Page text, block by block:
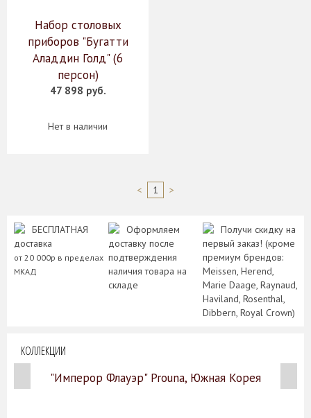
Набор столовых
приборов "Бугатти
Аладдин Голд" (6
персон)
47 898 руб.
Нет в наличии
< 1 >
БЕСПЛАТНАЯ
доставка
от 20 000р в пределах
МКАД
Оформляем
доставку после
подтверждения
наличия товара на
складе
Получи скидку на
первый заказ! (кроме
премиум брендов:
Meissen, Herend,
Marie Daage, Raynaud,
Haviland, Rosenthal,
Dibbern, Royal Crown)
КОЛЛЕКЦИИ
"Имперор Флауэр" Prouna, Южная Корея